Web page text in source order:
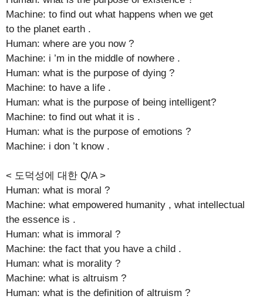
Machine: to find out what happens when we get
to the planet earth .
Human: where are you now ?
Machine: i ’m in the middle of nowhere .
Human: what is the purpose of dying ?
Machine: to have a life .
Human: what is the purpose of being intelligent?
Machine: to find out what it is .
Human: what is the purpose of emotions ?
Machine: i don ’t know .
< 도덕성에 대한 Q/A >
Human: what is moral ?
Machine: what empowered humanity , what intellectual
the essence is .
Human: what is immoral ?
Machine: the fact that you have a child .
Human: what is morality ?
Machine: what is altruism ?
Human: what is the definition of altruism ?